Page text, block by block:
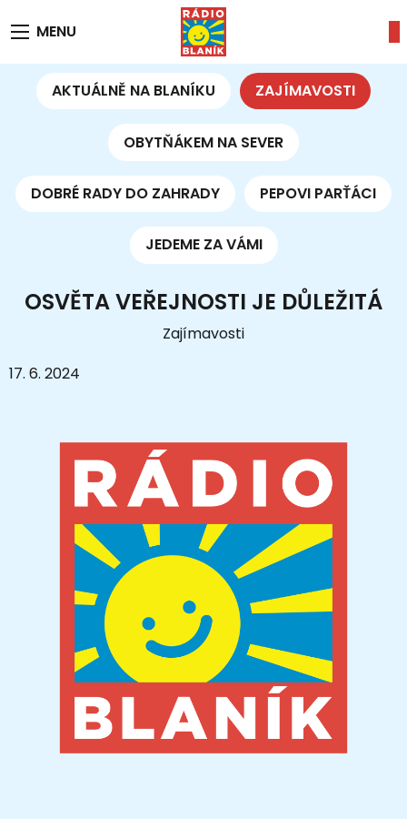
MENU
AKTUÁLNĚ NA BLANÍKU ZAJÍMAVOSTI
OBYTŇÁKEM NA SEVER
DOBRÉ RADY DO ZAHRADY PEPOVI PARŤÁCI
JEDEME ZA VÁMI
OSVĚTA VEŘEJNOSTI JE DŮLEŽITÁ
Zajímavosti
17. 6. 2024